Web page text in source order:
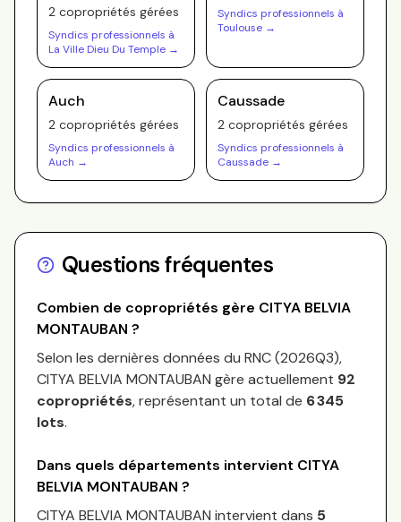
2 copropriétés gérées
Syndics professionnels à
La Ville Dieu Du Temple →
Syndics professionnels à
Toulouse →
Auch
2 copropriétés gérées
Syndics professionnels à
Auch →
Caussade
2 copropriétés gérées
Syndics professionnels à
Caussade →
Questions fréquentes
Combien de copropriétés gère CITYA BELVIA
MONTAUBAN ?
Selon les dernières données du RNC (2026Q3),
CITYA BELVIA MONTAUBAN gère actuellement 92
copropriétés, représentant un total de 6 345
lots.
Dans quels départements intervient CITYA
BELVIA MONTAUBAN ?
CITYA BELVIA MONTAUBAN intervient dans 5